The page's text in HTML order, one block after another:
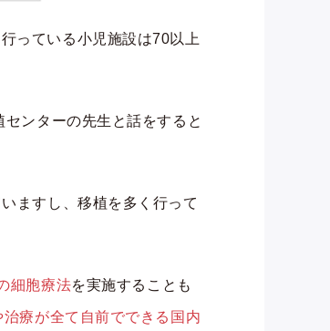
っている小児施設は70以上
ンターの先生と話をすると
ますし、移植を多く行って
細胞療法を実施することも
療が全て自前でできる国内